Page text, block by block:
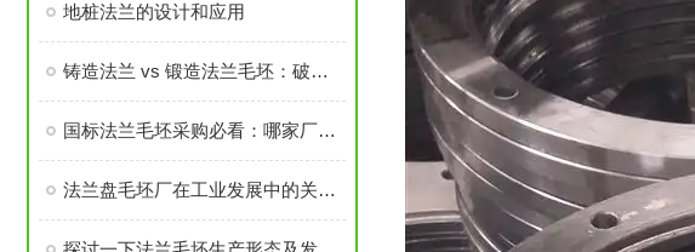
地桩法兰的设计和应用
铸造法兰 vs 锻造法兰毛坯：破坏性测试告诉你谁更耐用
国标法兰毛坯采购必看：哪家厂家的售后与口碑经得起考验？
法兰盘毛坯厂在工业发展中的关键角色